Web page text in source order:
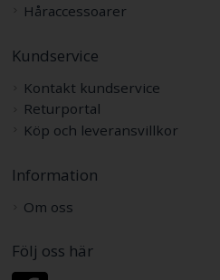
Håraccessoarer
Kundservice
Kontakt kundservice
Returportal
Köp och leveransvillkor
Information
Om oss
Följ oss här